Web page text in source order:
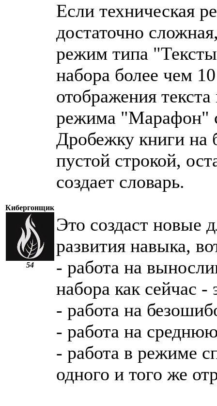
Кибергонщик
54
Если техническая
достаточно
режим типа
набора более чем
отображения
режима "Марафон"
Дробежку книги на
пустой строкой,
создает словарь.
Это создаст новые
развития навыка,
- работа на
набора как сейчас -
- работа на
- работа на
- работа в режиме
одного и того же